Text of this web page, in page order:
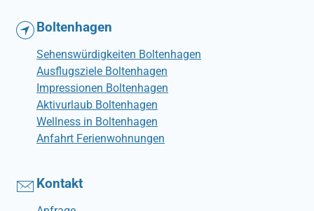
Boltenhagen
Sehenswürdigkeiten Boltenhagen
Ausflugsziele Boltenhagen
Impressionen Boltenhagen
Aktivurlaub Boltenhagen
Wellness in Boltenhagen
Anfahrt Ferienwohnungen
Kontakt